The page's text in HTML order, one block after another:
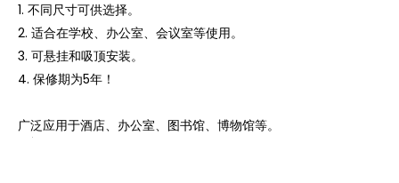
1. 不同尺寸可供选择。
2. 适合在学校、办公室、会议室等使用。
3. 可悬挂和吸顶安装。
4. 保修期为5年！
广泛应用于酒店、办公室、图书馆、博物馆等。